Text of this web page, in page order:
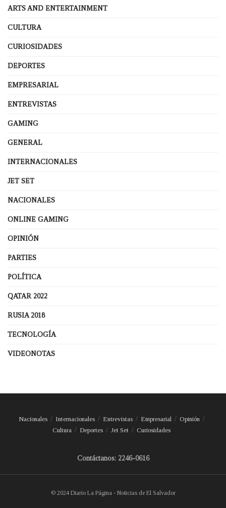
ARTS AND ENTERTAINMENT
CULTURA
CURIOSIDADES
DEPORTES
EMPRESARIAL
ENTREVISTAS
GAMING
GENERAL
INTERNACIONALES
JET SET
NACIONALES
ONLINE GAMING
OPINIÓN
PARTIES
POLÍTICA
QATAR 2022
RUSIA 2018
TECNOLOGÍA
VIDEONOTAS
Nacionales Internacionales Entrevistas Empresarial
Opinión
Cultura
Deportes Jet Set Curiosidades
Contáctanos: 2246-0616
© 2024 Diario La Página - Noticias de El Salvador